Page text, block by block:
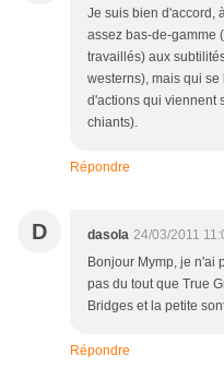
Je suis bien d'accord,
assez bas-de-gamme
travaillés) aux
westerns), mais qui
d'actions qui viennent
chiants).
Répondre
D dasola 24/03/2011
Bonjour Mymp, je n'ai
pas du tout que True
Bridges et la petite
Répondre